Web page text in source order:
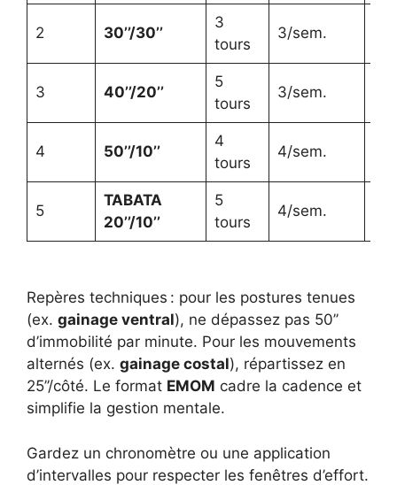
2 30’’/30’’
3
tours
3/sem.
3 40’’/20’’
5
tours
3/sem.
4 50’’/10’’
4
tours
4/sem.
5
TABATA
20’’/10’’
5
tours
4/sem.
Repères techniques : pour les postures tenues
(ex. gainage ventral), ne dépassez pas 50’’
d’immobilité par minute. Pour les mouvements
alternés (ex. gainage costal), répartissez en
25’’/côté. Le format EMOM cadre la cadence et
simplifie la gestion mentale.
Gardez un chronomètre ou une application
d’intervalles pour respecter les fenêtres d’effort.